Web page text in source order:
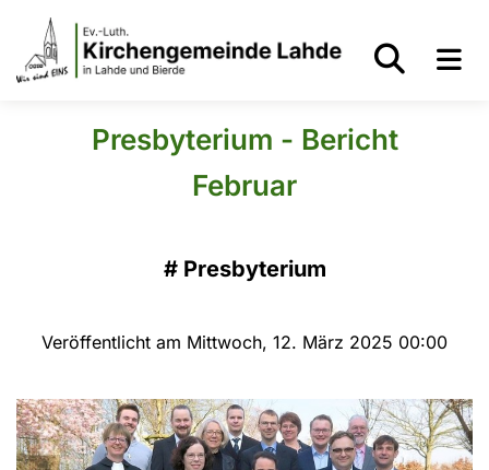
Presbyterium - Bericht
Februar
# Presbyterium
Veröffentlicht am Mittwoch, 12. März 2025 00:00